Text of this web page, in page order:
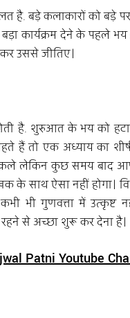
है. बड़े कलाकारों को बड़े
कार्यक्रम देने के पहले भय
उससे जीतिए।
है. शुरुआत के भय को
हैं तो एक अध्याय का
लेकिन कुछ समय बाद
साथ ऐसा नहीं होगा।
भी गुणवत्ता में उत्कृष्ट
से अच्छा शुरू कर देना है।
Patni Youtube